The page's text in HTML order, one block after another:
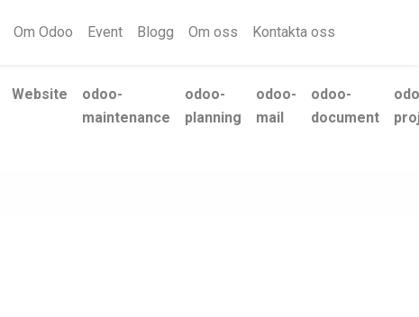
Om Odoo Event Blogg Om oss Kontakta oss
Website
odoo-
maintenance
odoo-
planning
odoo-
mail
odoo-
document